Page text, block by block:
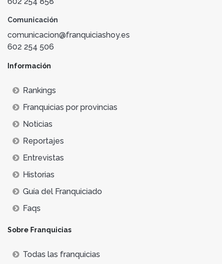
Comunicación
comunicacion@franquiciashoy.es
602 254 506
Información
Rankings
Franquicias por provincias
Noticias
Reportajes
Entrevistas
Historias
Guía del Franquiciado
Faqs
Sobre Franquicias
Todas las franquicias